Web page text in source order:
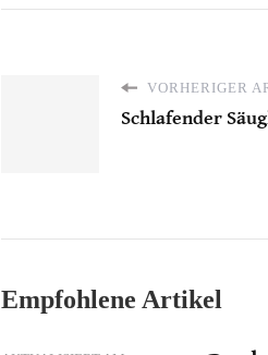
VORHERIGER
Schlafender
Empfohlene Artikel